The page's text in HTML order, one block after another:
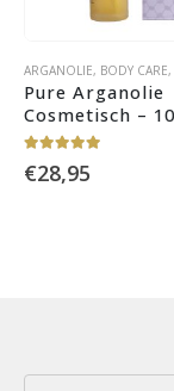
ARGANOLIE, BODY CARE,
Pure Arganolie
Cosmetisch –
€28,95